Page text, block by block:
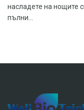
насладете на нощите
пълни...